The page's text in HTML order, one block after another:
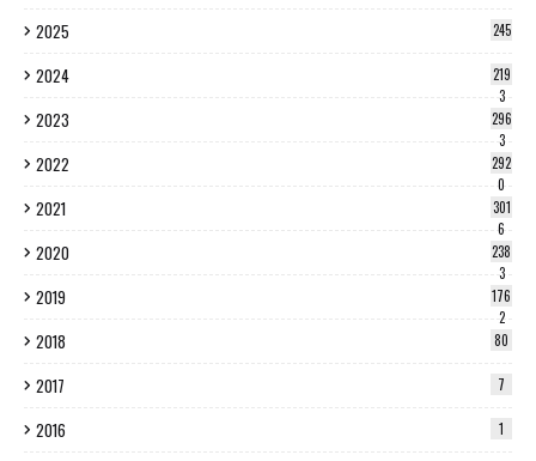
2025 245
2024
219
3
2023
296
3
2022
292
0
2021
301
6
2020
238
3
2019
176
2
2018 80
2017 7
2016 1